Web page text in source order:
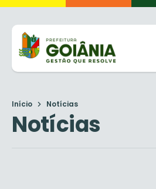
Início Notícias
Notícias